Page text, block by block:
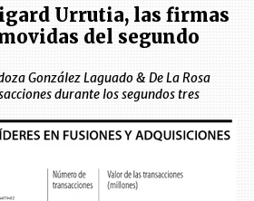
Urrutia, las firmas
del segundo
González Laguado & De La Rosa
durante los segundos tres